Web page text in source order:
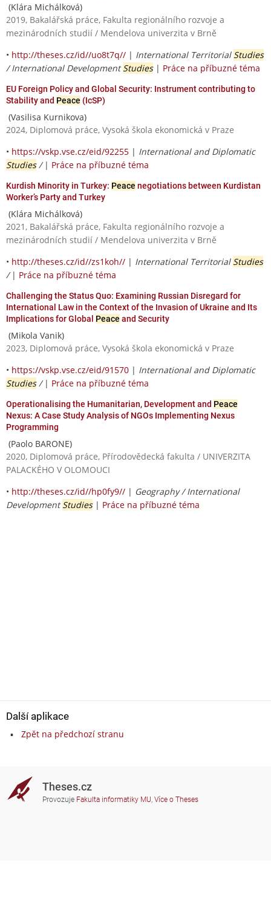
(Klára Michálková)
2019, Bakalářská práce, Fakulta regionálního rozvoje a
mezinárodních studií / Mendelova univerzita v Brně
• http://theses.cz/id//uo8t7q// | International Territorial Studies
/ International DevelopmentStudies| Práce na příbuzné téma
EU Foreign Policy and Global Security: Instrument contributing to
Stability and Peace (IcSP)
(Vasilisa Kurnikova)
2024, Diplomová práce, Vysoká škola ekonomická v Praze
• https://vskp.vse.cz/eid/92255 | International and Diplomatic
Studies/ | Práce na příbuzné téma
Kurdish Minority in Turkey: Peace negotiations between Kurdistan
Worker’s Party and Turkey
(Klára Michálková)
2021, Bakalářská práce, Fakulta regionálního rozvoje a
mezinárodních studií / Mendelova univerzita v Brně
• http://theses.cz/id//zs1koh// | International Territorial Studies
/ | Práce na příbuzné téma
Challenging the Status Quo: Examining Russian Disregard for
International Law in the Context of the Invasion of Ukraine and Its
Implications for Global Peace and Security
(Mikola Vanik)
2023, Diplomová práce, Vysoká škola ekonomická v Praze
• https://vskp.vse.cz/eid/91570 | International and Diplomatic
Studies/ | Práce na příbuzné téma
Operationalising the Humanitarian, Development and Peace
Nexus: A Case Study Analysis of NGOs Implementing Nexus
Programming
(Paolo BARONE)
2020, Diplomová práce, Přírodovědecká fakulta / UNIVERZITA
PALACKÉHO V OLOMOUCI
• http://theses.cz/id//hp0fy9// | Geography / International
DevelopmentStudies| Práce na příbuzné téma
Další aplikace
Zpět na předchozí stranu
Theses.cz
Provozuje Fakulta informatiky MU, Více o Theses